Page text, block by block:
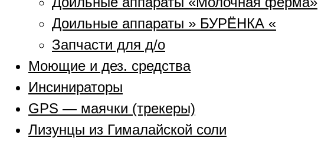
Доильные аппараты » БУРЁНКА «
Запчасти для д/о
Моющие и дез. средства
Инсинираторы
GPS — маячки (трекеры)
Лизунцы из Гималайской соли